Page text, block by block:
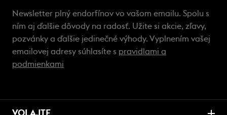
Newsletter plný endorfínov vo vašom emailu. Spolu s
ním aj ďalšie dôvody na radosť. Užite si akcie, zľavy,
pozvánky a ďalšie jedinečné výhody. Vyplnením vašej
emailovej adresy súhlasíte s pravidlami a
podmienkami
VOLAJTE